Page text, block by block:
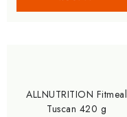
ALLNUTRITION Fitmeal
Tuscan 420 g